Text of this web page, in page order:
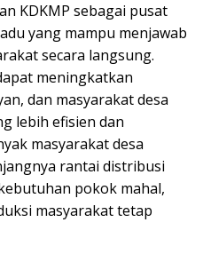
KDKMP sebagai pusat
yang mampu menjawab
secara langsung.
meningkatkan
dan masyarakat desa
lebih efisien dan
masyarakat desa
rantai distribusi
pokok mahal,
masyarakat tetap